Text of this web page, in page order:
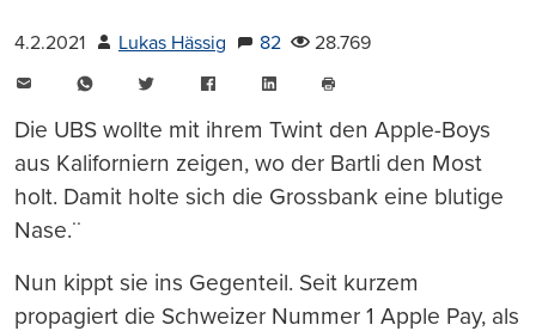
4.2.2021 Lukas Hässig 82
28.769
WhatsAppTwitter FacebookLinkedIn
drucken
Die UBS wollte mit ihrem Twint den Apple-Boys
aus Kaliforniern zeigen, wo der Bartli den Most
holt. Damit holte sich die Grossbank eine blutige
Nase.¨
Nun kippt sie ins Gegenteil. Seit kurzem
propagiert die Schweizer Nummer 1 Apple Pay, als